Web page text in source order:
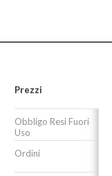
Prezzi
Obbligo Resi Fuori
Uso
Ordini